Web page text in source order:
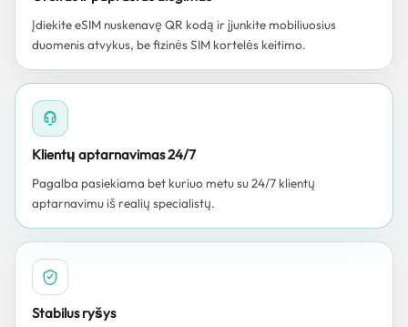
Įdiekite eSIM nuskenavę QR kodą ir įjunkite mobiliuosius
duomenis atvykus, be fizinės SIM kortelės keitimo.
Klientų aptarnavimas 24/7
Pagalba pasiekiama bet kuriuo metu su 24/7 klientų
aptarnavimu iš realių specialistų.
Stabilus ryšys